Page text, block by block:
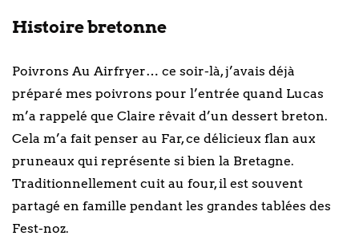
Histoire bretonne
Poivrons Au Airfryer… ce soir-là, j’avais déjà
préparé mes poivrons pour l’entrée quand Lucas
m’a rappelé que Claire rêvait d’un dessert breton.
Cela m’a fait penser au Far, ce délicieux flan aux
pruneaux qui représente si bien la Bretagne.
Traditionnellement cuit au four, il est souvent
partagé en famille pendant les grandes tablées des
Fest-noz.